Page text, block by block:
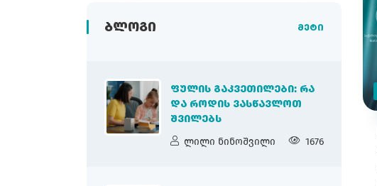
ᲑᲚᲝᲒᲘ მეტი
ᲤᲣᲚᲘᲡ ᲒᲐᲙᲕᲔᲗᲘᲚᲔᲑᲘ: ᲠᲐ
ᲓᲐ ᲠᲝᲓᲘᲡ ᲕᲐᲡᲬᲐᲕᲚᲝᲗ
ᲨᲕᲘᲚᲔᲑᲡ
ლილი ნინოშვილი 1676